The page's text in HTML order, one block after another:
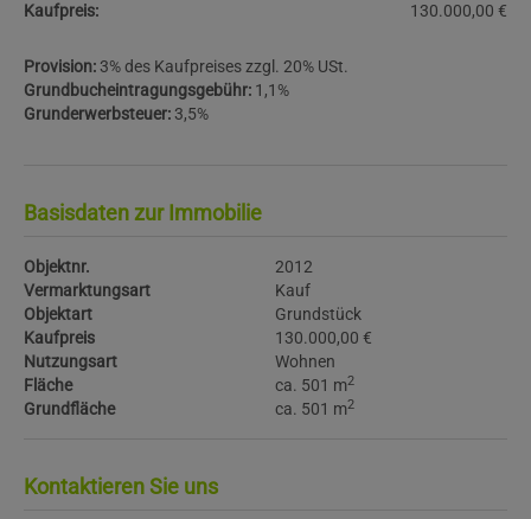
Kaufpreis: 130.000,00 €
Provision: 3% des Kaufpreises zzgl. 20% USt.
Grundbucheintragungsgebühr: 1,1%
Grunderwerbsteuer: 3,5%
Basisdaten zur Immobilie
Objektnr.
2012
Vermarktungsart
Kauf
Objektart
Grundstück
Kaufpreis
130.000,00 €
Nutzungsart
Wohnen
Fläche
ca. 501 m2
Grundfläche ca. 501 m2
Kontaktieren Sie uns